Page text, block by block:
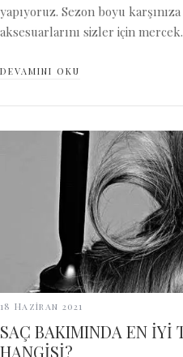
yapıyoruz. Sezon boyu
aksesuarlarını sizler için
DEVAMINI OKU
18 Haziran 2021
SAÇ BAKIMINDA EN İYİ
HANGİSİ?